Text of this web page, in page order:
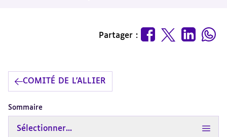
Partager :
COMITÉ DE L'ALLIER
Sommaire
Sélectionner...